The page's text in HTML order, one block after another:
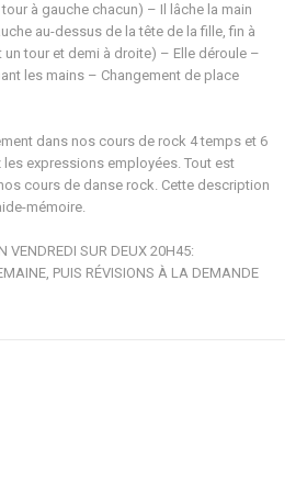
à gauche chacun) – Il lâche la main
au-dessus de la tête de la fille, fin à
un tour et demi à droite) – Elle déroule –
les mains – Changement de place
dans nos cours de rock 4 temps et 6
expressions employées. Tout est
cours de danse rock. Cette description
mémoire.
VENDREDI SUR DEUX 20H45:
PUIS RÉVISIONS À LA DEMANDE